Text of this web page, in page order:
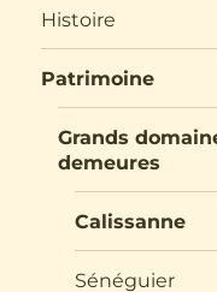
Histoire
Patrimoine
Grands
demeures
Calissanne
Sénéguier